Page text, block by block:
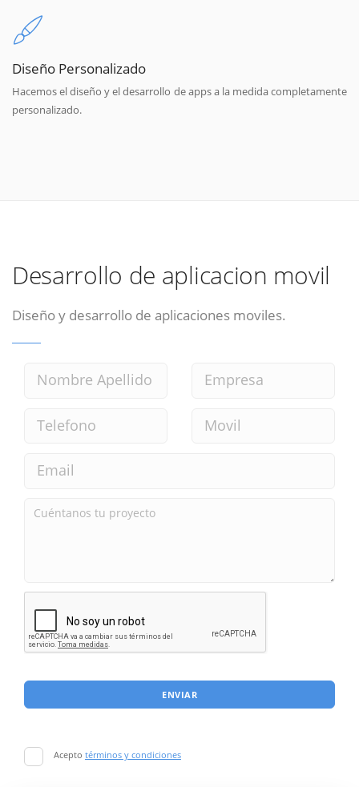
Diseño Personalizado
Hacemos el diseño y el desarrollo de apps a la medida completamente
personalizado.
Desarrollo de aplicacion movil
Diseño y desarrollo de aplicaciones moviles.
ENVIAR
Acepto términos y condiciones